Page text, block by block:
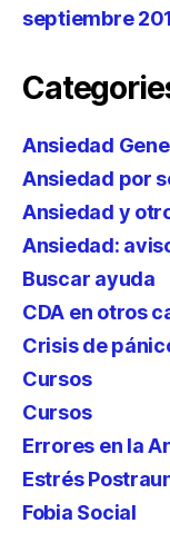
septiembre
Ansiedad
Ansiedad por
Ansiedad y
Ansiedad:
Buscar ayuda
CDA en otros
Crisis de
Cursos
Cursos
Errores en la
Estrés
Fobia Social